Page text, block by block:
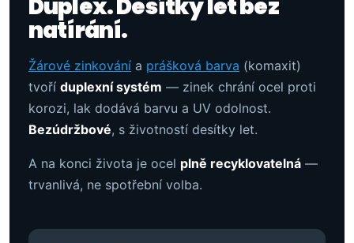
Duplex. Desítky let bez
natírání.
Žárové zinkování a prášková barva (komaxit)
tvoří duplexní systém — zinek chrání ocel proti
korozi, lak dodává barvu a UV odolnost.
Bezúdržbové, s životností desítky let.
A na konci života je ocel plně recyklovatelná —
trvanlivá, ne spotřební volba.